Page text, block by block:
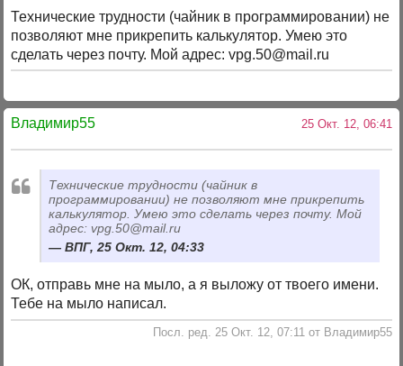
Технические трудности (чайник в программировании) не
позволяют мне прикрепить калькулятор. Умею это
сделать через почту. Мой адрес: vpg.50@mail.ru
Владимир55 25 Окт. 12, 06:41
Технические трудности (чайник в
программировании) не позволяют мне прикрепить
калькулятор. Умею это сделать через почту. Мой
адрес: vpg.50@mail.ru
ВПГ, 25 Окт. 12, 04:33
ОК, отправь мне на мыло, а я выложу от твоего имени.
Тебе на мыло написал.
Посл. ред. 25 Окт. 12, 07:11 от Владимир55